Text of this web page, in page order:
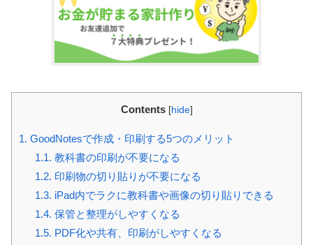
Contents [hide]
1. GoodNotesで作成・印刷する5つのメリット
1.1. 教科書の印刷が不要になる
1.2. 印刷物の切り貼りが不要になる
1.3. iPad内でラクに教科書や画像の切り貼りできる
1.4. 保管と整理がしやすくなる
1.5. PDF化や共有、印刷がしやすくなる